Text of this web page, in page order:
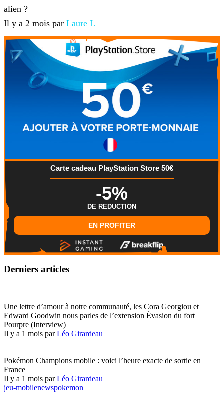
alien ?
Il y a 2 mois par Laure L
Carte cadeau PlayStation Store 50€
-5%
DE REDUCTION
EN PROFITER
Derniers articles
Une lettre d’amour à notre communauté, les Cora Georgiou et
Edward Goodwin nous parles de l’extension Évasion du fort
Pourpre (Interview)
Il y a 1 mois parLéo Girardeau
Pokémon Champions mobile : voici l’heure exacte de sortie en
France
Il y a 1 mois parLéo Girardeau
jeu-mobilenewspokemon